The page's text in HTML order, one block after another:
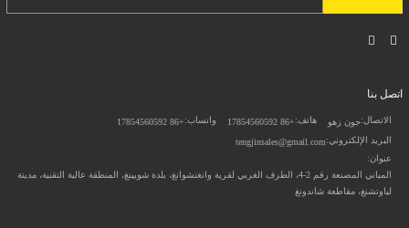
اتصل بنا
الاتصال:جون زهو هاتف:+86 17854560592 واتساب:+86 17854560592
البريد الإلكتروني:tengjinsales@gmail.com
عنوان:
المباني المصنعة رقم 2-4، الطرف الغربي لقرية وانغتشوانغ، بلدة شويينغ، المنطقة عالية التقنية، مدينة
لياوتشنغ، مقاطعة شاندونغ